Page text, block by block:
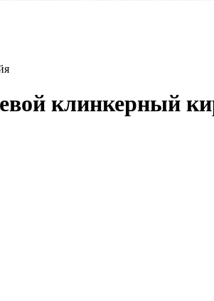
клинкерный